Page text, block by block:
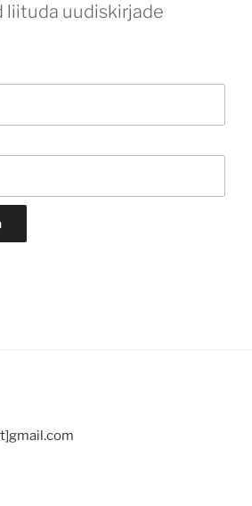
liituda uudiskirjade